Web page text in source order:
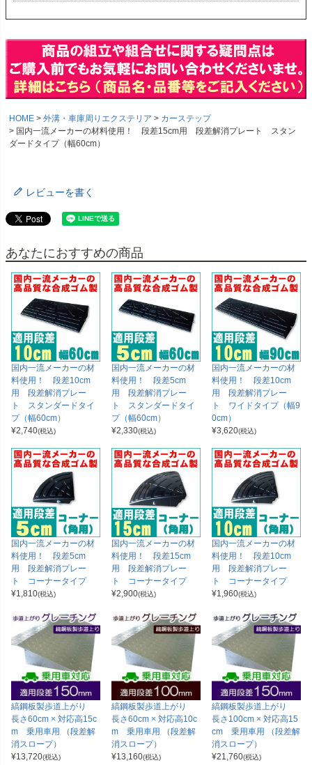
HOME 外溝・車庫周りエクステリア
カーステップ
国内一流メーカーの材料使用！ 段差15cm用 段差解消プレート スタン
ダードタイプ（幅60cm）
レビューを書く
あなたにおすすめの商品
国内一流メーカーの材
料使用！ 段差10cm
用 段差解消プレー
ト スタンダードタイ
プ（幅60cm）
¥2,740(税込)
国内一流メーカーの材
料使用！ 段差5cm
用 段差解消プレー
ト スタンダードタイ
プ（幅60cm）
¥2,330(税込)
国内一流メーカーの材
料使用！ 段差10cm
用 段差解消プレー
ト ワイドタイプ（幅9
0cm）
¥3,620(税込)
国内一流メーカーの材
料使用！ 段差5cm
用 段差解消プレー
ト コーナータイプ
¥1,810(税込)
国内一流メーカーの材
料使用！ 段差15cm
用 段差解消プレー
ト コーナータイプ
¥2,900(税込)
国内一流メーカーの材
料使用！ 段差10cm
用 段差解消プレー
ト コーナータイプ
¥1,960(税込)
縞鋼板製歩道上がり
長さ60cm × 対応高15c
m 乗用車用 （段差解
消スロープ）
¥13,720(税込)
縞鋼板製歩道上がり
長さ60cm × 対応高10c
m 乗用車用 （段差解
消スロープ）
¥13,160(税込)
縞鋼板製歩道上がり
長さ100cm × 対応高15
cm 乗用車用 （段差解
消スロープ）
¥21,760(税込)